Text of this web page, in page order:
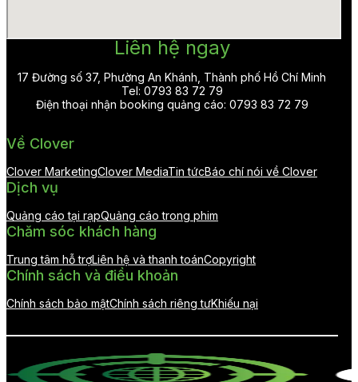
Liên hệ ngay
17 Đường số 37, Phường An Khánh, Thành phố Hồ Chí Minh
Tel: 0793 83 72 79
Điện thoại nhận booking quảng cáo: 0793 83 72 79
Về Clover
Clover MarketingClover MediaTin tứcBáo chí nói về Clover
Dịch vụ
Quảng cáo tại rạpQuảng cáo trong phim
Chăm sóc khách hàng
Trung tâm hỗ trợLiên hệ và thanh toánCopyright
Chính sách và điều khoản
Chính sách bảo mậtChính sách riêng tưKhiếu nại